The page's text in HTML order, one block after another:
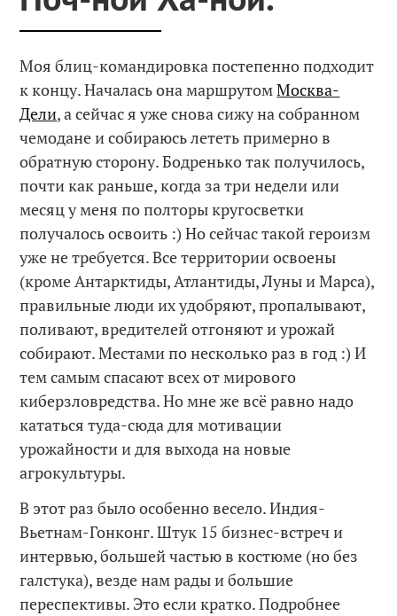
Моя блиц-командировка постепенно подходит
к концу. Началась она маршрутомМосква-
Дели, а сейчас я уже снова сижу на собранном
чемодане и собираюсь лететь примерно в
обратную сторону. Бодренько так получилось,
почти как раньше, когда за три недели или
месяц у меня по полторы кругосветки
получалось освоить :) Но сейчас такой героизм
уже не требуется. Все территории освоены
(кроме Антарктиды, Атлантиды, Луны и Марса),
правильные люди их удобряют, пропалывают,
поливают, вредителей отгоняют и урожай
собирают. Местами по несколько раз в год :) И
тем самым спасают всех от мирового
киберзловредства. Но мне же всё равно надо
кататься туда-сюда для мотивации
урожайности и для выхода на новые
агрокультуры.
В этот раз было особенно весело. Индия-
Вьетнам-Гонконг. Штук 15 бизнес-встреч и
интервью, большей частью в костюме (но без
галстука), везде нам рады и большие
переспективы. Это если кратко. Подробнее